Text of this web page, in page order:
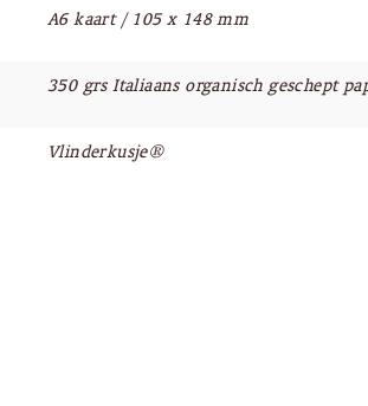
A6 kaart / 105 x 148 mm
350 grs Italiaans organisch geschept
Vlinderkusje®